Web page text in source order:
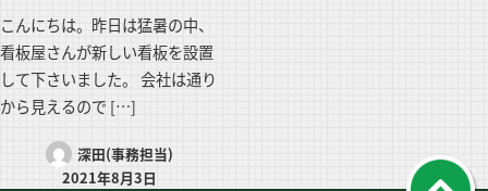
こんにちは。昨日は猛暑の中、
看板屋さんが新しい看板を設置
して下さいました。 会社は通り
から見えるので […]
深田(事務担当)
2021年8月3日